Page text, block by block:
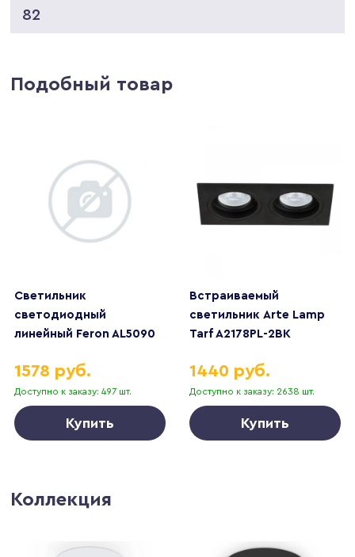
82
Подобный товар
Светильник
светодиодный
линейный Feron AL5090
1235*63*35мм 51428
Доступно к заказу: 497 шт.
1578 руб.
Купить
Встраиваемый
светильник Arte Lamp
Tarf A2178PL-2BK
Доступно к заказу: 2638 шт.
1440 руб.
Купить
Коллекция